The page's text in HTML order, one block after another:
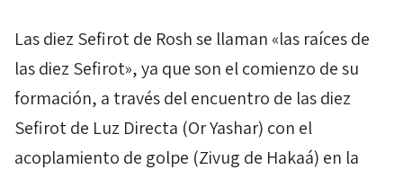
Las diez Sefirotde Roshse llaman «las raíces de
las diez Sefirot», ya que son el comienzo de su
formación, a través del encuentro de las diez
Sefirotde Luz Directa (OrYashar) con el
acoplamiento de golpe (Zivug de Hakaá) en la